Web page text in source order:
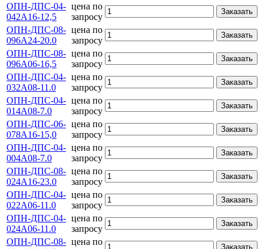
ОПН-ДПС-04-
042А16-12,5
цена по
запросу
Заказать
ОПН-ДПС-08-
096А24-20.0
цена по
запросу
Заказать
ОПН-ДПС-08-
096А06-16,5
цена по
запросу
Заказать
ОПН-ДПС-04-
032А08-11.0
цена по
запросу
Заказать
ОПН-ДПС-04-
014А08-7.0
цена по
запросу
Заказать
ОПН-ДПС-06-
078А16-15,0
цена по
запросу
Заказать
ОПН-ДПС-04-
004А08-7.0
цена по
запросу
Заказать
ОПН-ДПС-08-
024А16-23.0
цена по
запросу
Заказать
ОПН-ДПС-04-
022А06-11.0
цена по
запросу
Заказать
ОПН-ДПС-04-
024А06-11.0
цена по
запросу
Заказать
ОПН-ДПС-08- цена по
Заказать